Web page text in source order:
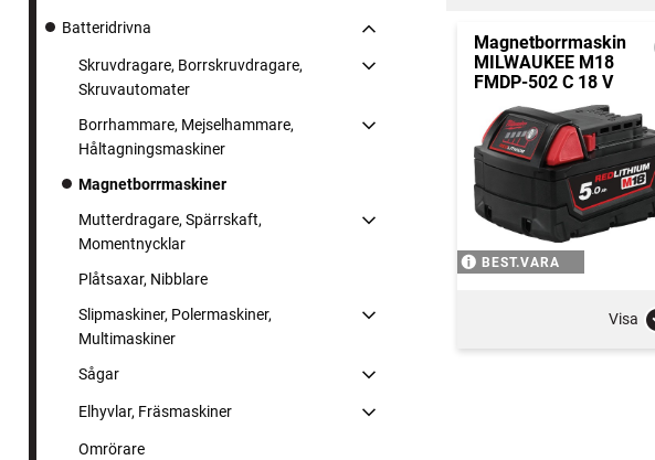
Batteridrivna
Skruvdragare, Borrskruvdragare,
Skruvautomater
Borrhammare, Mejselhammare,
Håltagningsmaskiner
Magnetborrmaskiner
Mutterdragare, Spärrskaft,
Momentnycklar
Plåtsaxar, Nibblare
Slipmaskiner, Polermaskiner,
Multimaskiner
Sågar
Elhyvlar, Fräsmaskiner
Omrörare
Magnetborrmaskin
MILWAUKEE M18
FMDP-502 C 18 V
BEST.VARA
Visa